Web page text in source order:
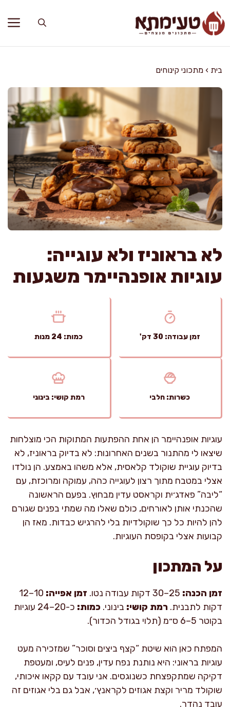
לתוכן
בית › מתכוני קינוחים
לא בראוניז ולא עוגייה:
עוגיות אופנהיימר משגעות
זמן עבודה: 30 דק' כמות: 24 מנות
כשרות: חלבי רמת קושי: בינוני
עוגיות אופנהיימר הן אחת ההפתעות המתוקות הכי מוצלחות
שיצאו לי מהתנור בשנים האחרונות: לא בדיוק בראוניז, לא
בדיוק עוגיית שוקולד קלאסית, אלא משהו באמצע. הן נולדו
אצלי במטבח מתוך רצון לעוגייה כהה, עמוקה ומרוכזת, עם
“ליבה” פאדג׳ית וקראסט עדין מבחוץ. בפעם הראשונה
שהכנתי אותן לאורחים, כולם שאלו מה שמתי בפנים שגורם
להן להיות כל כך שוקולדיות בלי להרגיש כבדות. מאז הן
קבועות אצלי בקופסת העוגיות.
על המתכון
זמן הכנה: זמן אפייה:
10–12
דקות לתבנית. רמת קושי: בינוני. כמות:
כ-20–24 עוגיות
בקוטר 5–6 ס״מ (תלוי בגודל הכדור).
המפתח כאן הוא שיטת “קצף ביצים וסוכר” שמזכירה מעט
עוגיות בראוני: היא נותנת נפח עדין, פנים לעיס, ומעטפת
דקיקה שמתקפצחת כשנוגסים. אני עובד עם קקאו איכותי,
שוקולד מריר וקצת אגוזים לקראנץ׳, אבל גם בלי אגוזים זה
עובד נהדר.